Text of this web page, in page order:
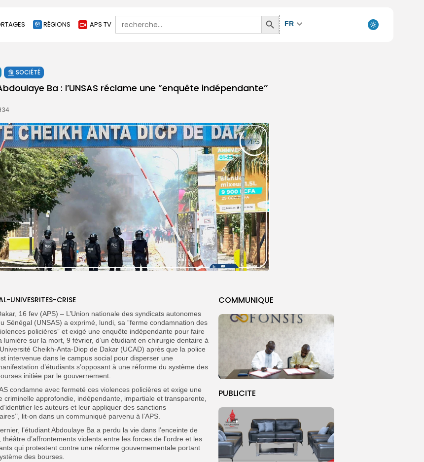
RÉGIONS APS TV
Search
for:
Search
Button
FR
SOCIÉTÉ
Ba : l’UNSAS réclame une ”enquête indépendante’’
COMMUNIQUE
PUBLICITE
UNIVESRITES-CRISE
16 fev (APS) – L’Union nationale des syndicats autonomes
Sénégal (UNSAS) a exprimé, lundi, sa ”ferme condamnation des
policières” et exigé une enquête indépendante pour faire
lumière sur la mort, 9 février, d’un étudiant en chirurgie dentaire à
Cheikh-Anta-Diop de Dakar (UCAD) après que la police
intervenue dans le campus social pour disperser une
d’étudiants s’opposant à une réforme du système des
initiée par le gouvernement.
condamne avec fermeté ces violences policières et exige une
criminelle approfondie, indépendante, impartiale et transparente,
les auteurs et leur appliquer des sanctions
lit-on dans un communiqué parvenu à l’APS.
l’étudiant Abdoulaye Ba a perdu la vie dans l’enceinte de
théâtre d’affrontements violents entre les forces de l’ordre et les
qui protestent contre une réforme gouvernementale portant
des bourses.